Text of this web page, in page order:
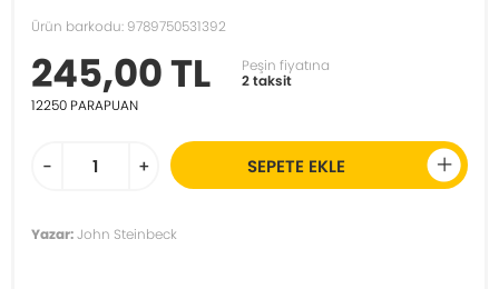
Ürün barkodu: 9789750531392
245,00 TL
Peşin fiyatına
2 taksit
12250 PARAPUAN
- + SEPETE EKLE
Yazar:John Steinbeck